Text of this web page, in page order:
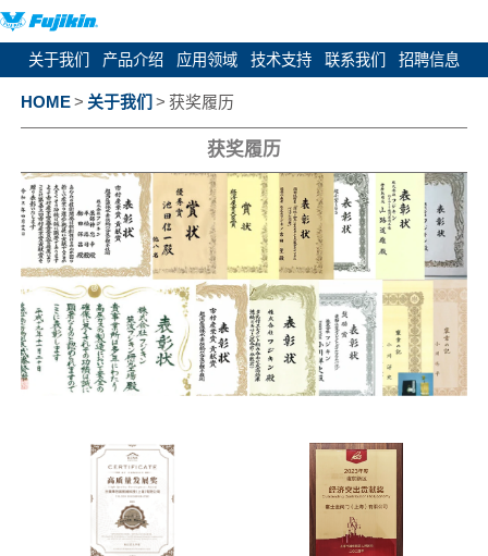
关于我们 产品介绍 应用领域 技术支持 联系我们 招聘信息
HOME> 关于我们 > 获奖履历
获奖履历